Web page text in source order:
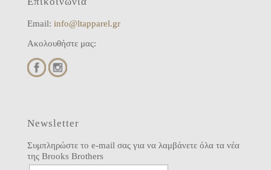
Email: info@ltapparel.gr
Ακολουθήστε μας:
Newsletter
Συμπληρώστε το e-mail σας για να λαμβάνετε όλα τα νέα
της Brooks Brothers